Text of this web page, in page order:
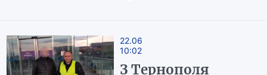
22.06
10:02
З Тернополя